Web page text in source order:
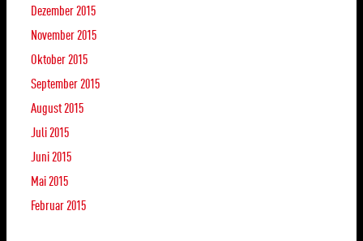
Dezember 2015
November 2015
Oktober 2015
September 2015
August 2015
Juli 2015
Juni 2015
Mai 2015
Februar 2015